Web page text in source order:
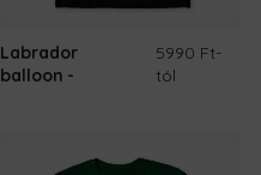
Labrador
balloon
5990 Ft-
tól